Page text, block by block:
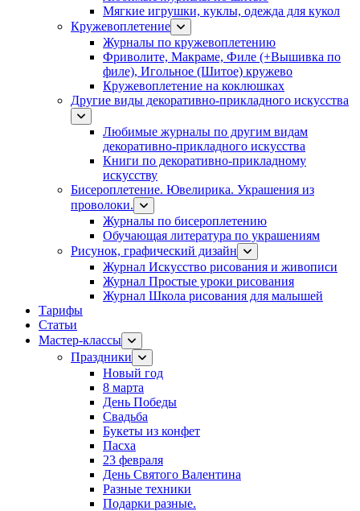
Мягкие игрушки, куклы, одежда для кукол
Кружевоплетение
Журналы по кружевоплетению
Фриволите, Макраме, Филе (+Вышивка по
филе), Игольное (Шитое) кружево
Кружевоплетение на коклюшках
Другие виды декоративно-прикладного искусства
Любимые журналы по другим видам
декоративно-прикладного искусства
Книги по декоративно-прикладному
искусству
Бисероплетение. Ювелирика. Украшения из
проволоки.
Журналы по бисероплетению
Обучающая литература по украшениям
Рисунок, графический дизайн
Журнал Искусство рисования и живописи
Журнал Простые уроки рисования
Журнал Школа рисования для малышей
Тарифы
Статьи
Мастер-классы
Праздники
Новый год
8 марта
День Победы
Свадьба
Букеты из конфет
Пасха
23 февраля
День Святого Валентина
Разные техники
Подарки разные.